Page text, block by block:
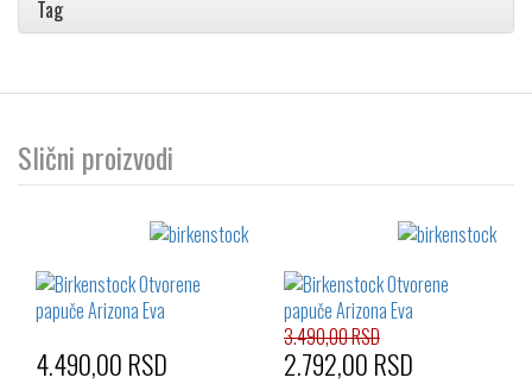
Tag
Slični proizvodi
4.490,00 RSD
3.490,00 RSD
2.792,00 RSD